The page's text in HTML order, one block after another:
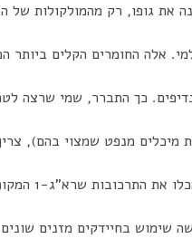
את גופו, רק מהמולקולות של
אלה החומרים הקלים ביותר
כך התברר, שמי שרצה
מיכלים מנפט שמצוי בהם),
חיידקים אחרים
בחיידקים מזנים שונים,